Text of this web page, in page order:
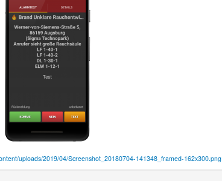
uploads/2019/04/Screenshot_20180704-141348_framed-162x300.png